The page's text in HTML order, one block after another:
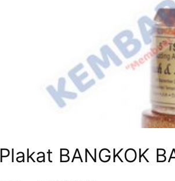
BANGKOK